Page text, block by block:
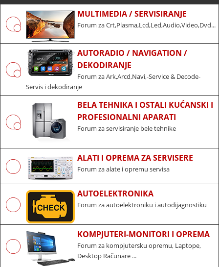
MULTIMEDIA / SERVISIRANJE
Forum za Crt,Plasma,Lcd,Led,Audio,Video,Dvd...
AUTORADIO / NAVIGATION /
DEKODIRANJE
Forum za Ark,Arcd,Navi,-Service & Decode-
Servis i dekodiranje
BELA TEHNIKA I OSTALI KUĆANSKI I
PROFESIONALNI APARATI
Forum za servisiranje bele tehnike
ALATI I OPREMA ZA SERVISERE
Forum za alate i opremu servisa
AUTOELEKTRONIKA
Forum za autoelektroniku i autodijagnostiku
KOMPJUTERI-MONITORI I OPREMA
Forum za kompjutersku opremu, Laptope,
Desktop Računare ...